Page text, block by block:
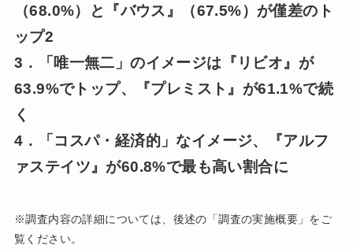
（68.0%）と『バウス』（67.5%）が僅差のト
ップ2
3．「唯一無二」のイメージは『リビオ』が
63.9%でトップ、『プレミスト』が61.1%で続
く
4．「コスパ・経済的」なイメージ、『アルフ
ァステイツ』が60.8%で最も高い割合に
※調査内容の詳細については、後述の「調査の実施概要」をご
覧ください。